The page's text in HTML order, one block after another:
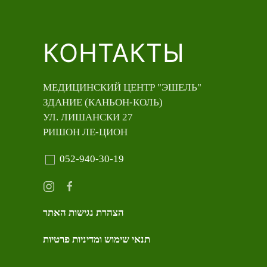
КОНТАКТЫ
МЕДИЦИНСКИЙ ЦЕНТР "ЭШЕЛЬ"
ЗДАНИЕ (КАНЬОН-КОЛЬ)
УЛ. ЛИШАНСКИ 27
РИШОН ЛЕ-ЦИОН
052-940-30-19
הצהרת נגישות האתר
תנאי שימוש ומדיניות פרטיות